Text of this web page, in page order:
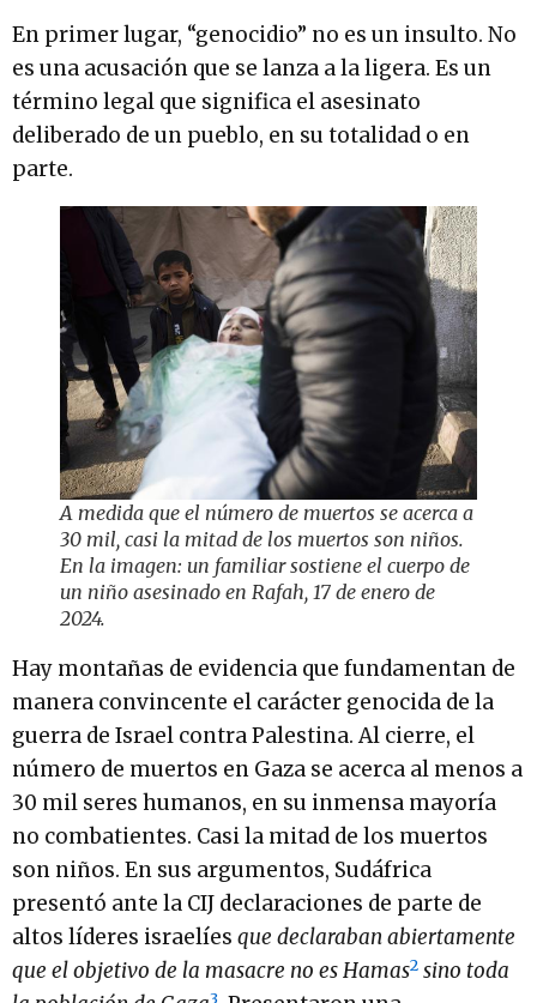
En primer lugar, “genocidio” no es un insulto. No
es una acusación que se lanza a la ligera. Es un
término legal que significa el asesinato
deliberado de un pueblo, en su totalidad o en
parte.
A medida que el número de muertos se acerca a
30 mil, casi la mitad de los muertos son niños.
En la imagen: un familiar sostiene el cuerpo de
un niño asesinado en Rafah, 17 de enero de
2024.
Hay montañas de evidencia que fundamentan de
manera convincente el carácter genocida de la
guerra de Israel contra Palestina. Al cierre, el
número de muertos en Gaza se acerca al menos a
30 mil seres humanos, en su inmensa mayoría
no combatientes. Casi la mitad de los muertos
son niños. En sus argumentos, Sudáfrica
presentó ante la CIJ declaraciones de parte de
altos líderes israelíes que declaraban abiertamente
que el objetivo de la masacre no es Hamas2 sino toda
3